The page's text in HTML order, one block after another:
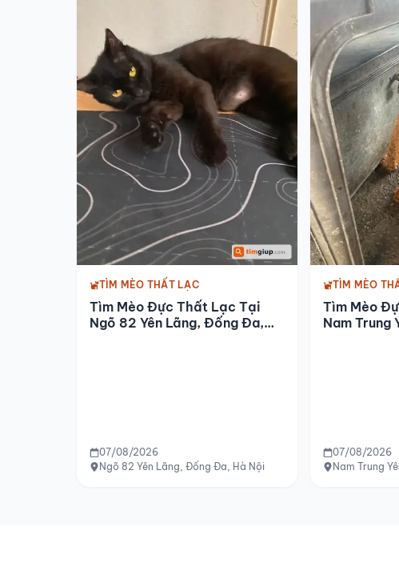
TÌM MÈO THẤT LẠC
Tìm Mèo Đực Thất Lạc Tại
Ngõ 82 Yên Lãng, Đống Đa,
07/08/2026
Ngõ 82 Yên Lãng, Đống Đa, Hà Nội
TÌM MÈO
Tìm Mèo
Nam Trung
07/08/2026
Nam Trung